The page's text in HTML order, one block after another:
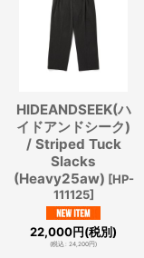
HIDEANDSEEK(ハ
イドアンドシーク)
/ Striped Tuck
Slacks
(Heavy25aw) [HP-
111125]
22,000円(税別)
(税込: 24,200円)